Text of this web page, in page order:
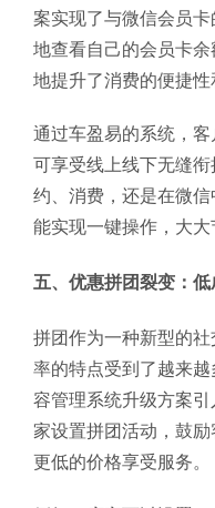
案实现了与微信会员
地查看自己的会员卡
地提升了消费的便捷性
通过车盈易的系统，
可享受线上线下无缝
约、消费，还是在微
能实现一键操作，大大
五、优惠拼团裂变：
拼团作为一种新型的
率的特点受到了越来
容管理系统升级方案
家设置拼团活动，鼓
更低的价格享受服务。